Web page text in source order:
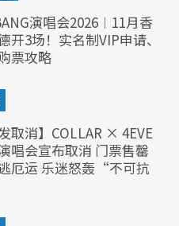
演唱会2026︱11月香
开3场！实名制VIP申请、
票攻略
发取消】COLLAR × 4EVE
唱会宣布取消 门票售罄
厄运 乐迷怒轰“不可抗